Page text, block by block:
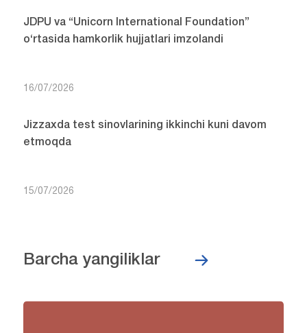
JDPU va “Unicorn International Foundation”
o‘rtasida hamkorlik hujjatlari imzolandi
16/07/2026
Jizzaxda test sinovlarining ikkinchi kuni davom
etmoqda
15/07/2026
Barcha yangiliklar